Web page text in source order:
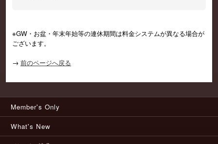
※GW・お盆・年末年始等の連休期間は料金システムが異なる場合が
ございます。
→ 前のページへ戻る
Member's Only
What's New